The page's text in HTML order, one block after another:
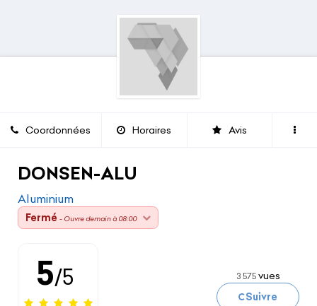
Coordonnées Horaires Avis
DONSEN-ALU
Aluminium
Fermé - Ouvre demain à 08:00
5/5 3 575vues
Chargement... Suivre